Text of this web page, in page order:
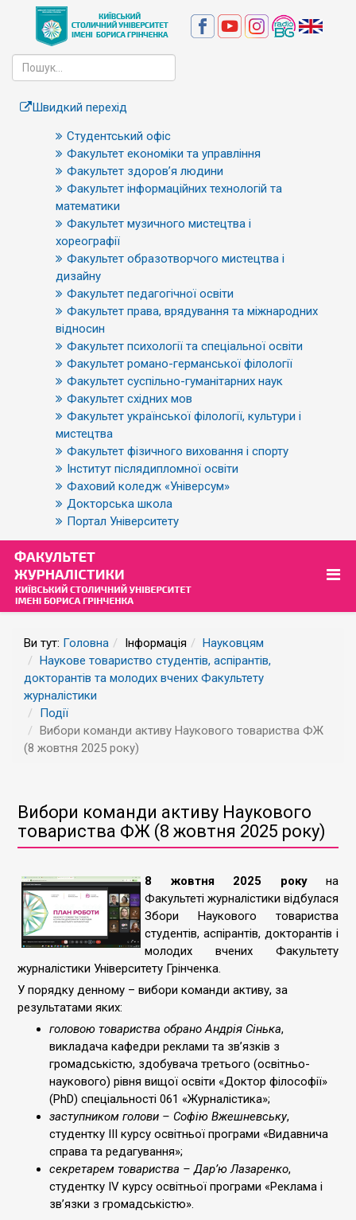
Швидкий перехід
Студентський офіс
Факультет економіки та управління
Факультет здоров’я людини
Факультет інформаційних технологій та
математики
Факультет музичного мистецтва і
хореографії
Факультет образотворчого мистецтва і
дизайну
Факультет педагогічної освіти
Факультет права, врядування та міжнародних
відносин
Факультет психології та спеціальної освіти
Факультет романо-германської філології
Факультет суспільно-гуманітарних наук
Факультет східних мов
Факультет української філології, культури і
мистецтва
Факультет фізичного виховання і спорту
Інститут післядипломної освіти
Фаховий коледж «Універсум»
Докторська школа
Портал Університету
Ви тут: Головна Інформація
Науковцям
Наукове товариство студентів, аспірантів,
докторантів та молодих вчених Факультету
журналістики
Події
Вибори команди активу Наукового товариства ФЖ
(8 жовтня 2025 року)
Вибори команди активу Наукового
товариства ФЖ (8 жовтня 2025 року)
8 жовтня 2025 року на
Факультеті журналістики відбулася
Збори Наукового товариства
студентів, аспірантів, докторантів і
молодих вчених Факультету
журналістики Університету Грінченка.
У порядку денному – вибори команди активу, за
результатами яких:
головою товариства обрано Андрія Сінька,
викладача кафедри реклами та зв’язків з
громадськістю, здобувача третього (освітньо-
наукового) рівня вищої освіти «Доктор філософії»
(PhD) спеціальності 061 «Журналістика»;
заступником голови – Софію Вжешневську,
студентку ІІІ курсу освітньої програми «Видавнича
справа та редагування»;
секретарем товариства – Дар’ю Лазаренко,
студентку IV курсу освітньої програми «Реклама і
зв’язки з громадськістю».